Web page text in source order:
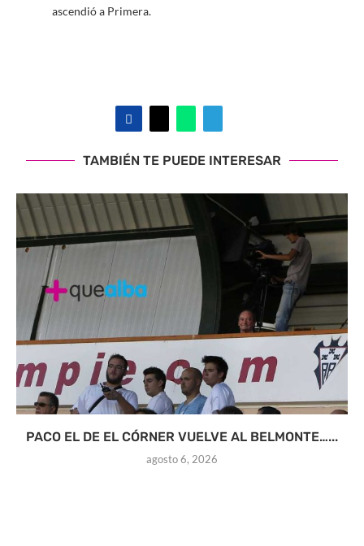
ascendió a Primera.
TAMBIÉN TE PUEDE INTERESAR
PACO EL DE EL CÓRNER VUELVE AL BELMONTE…...
agosto 6, 2026